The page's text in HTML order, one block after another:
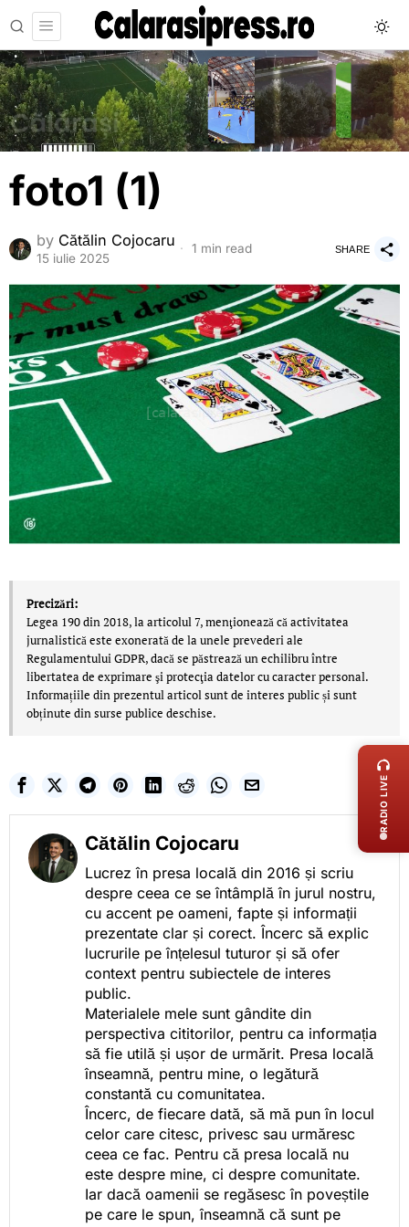
foto1 (1)
by Cătălin Cojocaru
15 iulie 2025
1 min read SHARE
Precizări:
Legea 190 din 2018, la articolul 7, menţionează că activitatea
jurnalistică este exonerată de la unele prevederi ale
Regulamentului GDPR, dacă se păstrează un echilibru între
libertatea de exprimare şi protecţia datelor cu caracter personal.
Informațiile din prezentul articol sunt de interes public și sunt
obținute din surse publice deschise.
Cătălin Cojocaru
Lucrez în presa locală din 2016 și scriu
despre ceea ce se întâmplă în jurul nostru,
cu accent pe oameni, fapte și informații
prezentate clar și corect. Încerc să explic
lucrurile pe înțelesul tuturor și să ofer
context pentru subiectele de interes
public.
Materialele mele sunt gândite din
perspectiva cititorilor, pentru ca informația
să fie utilă și ușor de urmărit. Presa locală
înseamnă, pentru mine, o legătură
constantă cu comunitatea.
Încerc, de fiecare dată, să mă pun în locul
celor care citesc, privesc sau urmăresc
ceea ce fac. Pentru că presa locală nu
este despre mine, ci despre comunitate.
Iar dacă oamenii se regăsesc în poveștile
pe care le spun, înseamnă că sunt pe
RADIO LIVE